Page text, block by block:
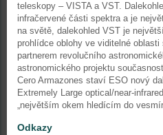
teleskopy – VISTA a VST.
infračervené části spektra a je
na světě, dalekohled VST je
prohlídce oblohy ve viditelné
partnerem revolučního
astronomického projektu
Cero Armazones staví ESO nový
Extremely Large optical/near-
„největším okem hledícím do
Odkazy